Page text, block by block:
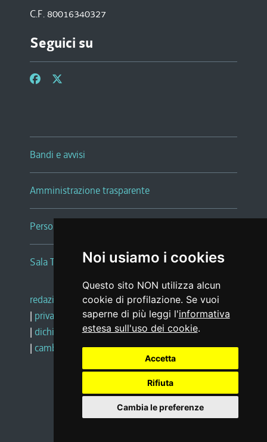
Noi usiamo i cookies
Questo sito NON utilizza alcun
cookie di profilazione. Se vuoi
saperne di più leggi l'informativa
estesa sull'uso dei cookie.
Accetta
Rifiuta
Cambia le preferenze
C.F. 80016340327
Seguici su
Bandi e avvisi
Amministrazione trasparente
Persone e Uffici
Sala Tiziano Tessitori
redazione web |note legali |glossario
| privacy
social media policy
| dichiarazione di accessibilità |feedback
| cambio preferenze cookie
Realizzato da